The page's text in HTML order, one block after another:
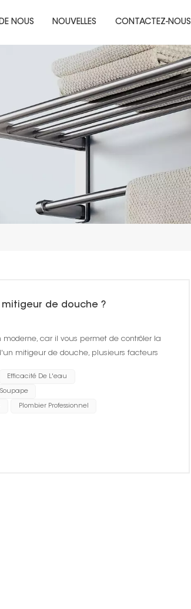
NOUS NOUVELLES CONTACTEZ-NOUS
de douche ?
car il vous permet de contrôler la
mitigeur de douche, plusieurs facteurs
Efficacité De L'eau
Plombier Professionnel